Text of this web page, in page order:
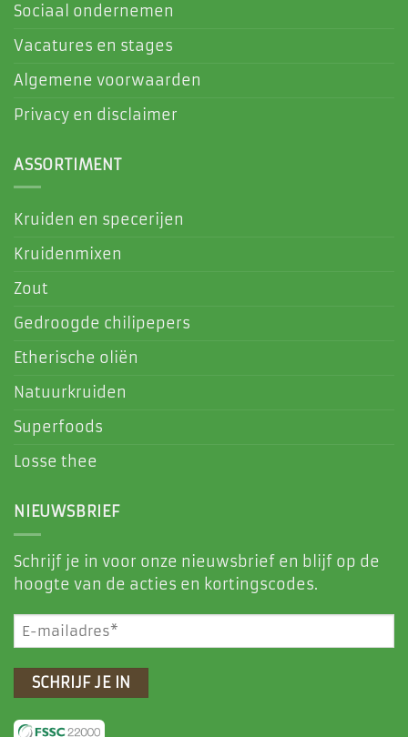
Sociaal ondernemen
Vacatures en stages
Algemene voorwaarden
Privacy en disclaimer
ASSORTIMENT
Kruiden en specerijen
Kruidenmixen
Zout
Gedroogde chilipepers
Etherische oliën
Natuurkruiden
Superfoods
Losse thee
NIEUWSBRIEF
Schrijf je in voor onze nieuwsbrief en blijf op de
hoogte van de acties en kortingscodes.
E-
mailadres
(Vereist)